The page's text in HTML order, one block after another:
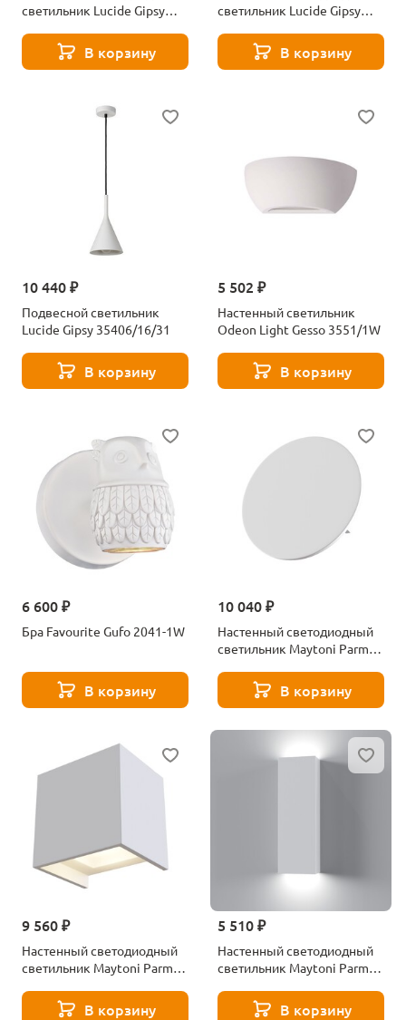
светильник Lucide Gipsy
В корзину
светильник Lucide Gipsy
В корзину
10 440 ₽
Подвесной светильник
Lucide Gipsy 35406/16/31
В корзину
5 502 ₽
Настенный светильник
Odeon Light Gesso 3551/1W
В корзину
6 600 ₽
Бра Favourite Gufo 2041-1W
В корзину
10 040 ₽
Настенный светодиодный
светильник Maytoni Parma
В корзину
9 560 ₽
Настенный светодиодный
светильник Maytoni Parma
В корзину
5 510 ₽
Настенный светодиодный
светильник Maytoni Parma
В корзину